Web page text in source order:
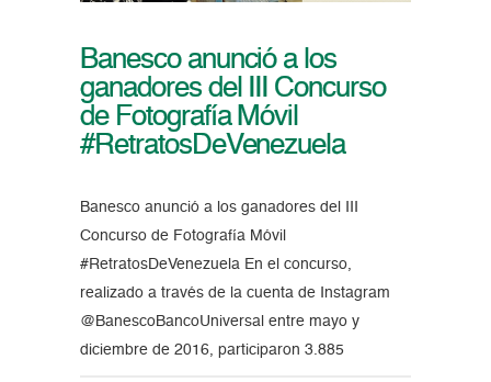
Banesco anunció a los
ganadores del III Concurso
de Fotografía Móvil
#RetratosDeVenezuela
Banesco anunció a los ganadores del III
Concurso de Fotografía Móvil
#RetratosDeVenezuela En el concurso,
realizado a través de la cuenta de Instagram
@BanescoBancoUniversal entre mayo y
diciembre de 2016, participaron 3.885